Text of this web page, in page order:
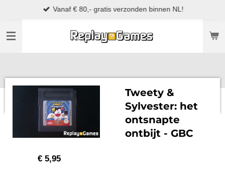
naar
Vanaf € 80,- gratis verzonden binnen NL!
Tweety &
Sylvester: het
ontsnapte
ontbijt - GBC
€ 5,95